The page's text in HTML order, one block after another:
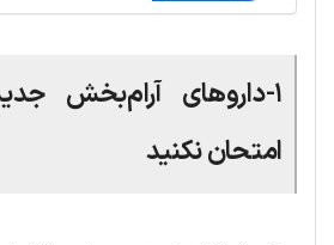
۱-داروهای آرام‌بخش
امتحان نکنید